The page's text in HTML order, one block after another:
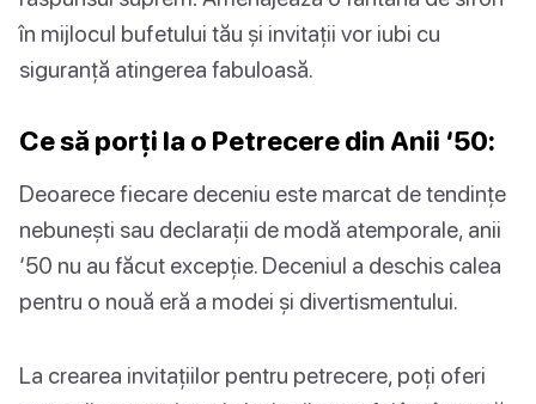
în mijlocul bufetului tău și invitații vor iubi cu
siguranță atingerea fabuloasă.
Ce să porți la o Petrecere din Anii ‘50:
Deoarece fiecare deceniu este marcat de tendințe
nebunești sau declarații de modă atemporale, anii
‘50 nu au făcut excepție. Deceniul a deschis calea
pentru o nouă eră a modei și divertismentului.
La crearea invitațiilor pentru petrecere, poți oferi